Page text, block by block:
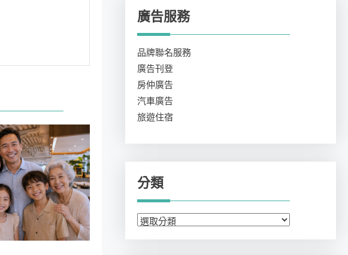
廣告服務
品牌聯名服務
廣告刊登
房仲廣告
汽車廣告
旅遊住宿
分類
分